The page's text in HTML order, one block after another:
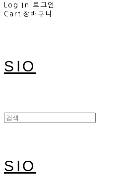
Log In
로그인
Cart 장바구니
SIO
SIO